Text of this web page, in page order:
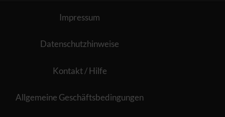
Impressum
Datenschutzhinweise
Kontakt / Hilfe
Allgemeine Geschäftsbedingungen